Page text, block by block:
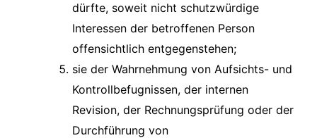
dürfte, soweit nicht schutzwürdige
Interessen der betroffenen Person
offensichtlich entgegenstehen;
sie der Wahrnehmung von Aufsichts- und
Kontrollbefugnissen, der internen
Revision, der Rechnungsprüfung oder der
Durchführung von